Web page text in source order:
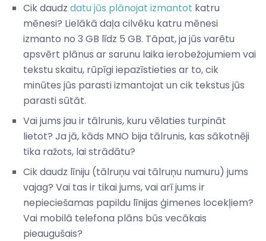
Cik daudz datu jūs plānojat izmantot katru
mēnesi? Lielākā daļa cilvēku katru mēnesi
izmanto no 3 GB līdz 5 GB. Tāpat, ja jūs varētu
apsvērt plānus ar sarunu laika ierobežojumiem vai
tekstu skaitu, rūpīgi iepazīstieties ar to, cik
minūtes jūs parasti izmantojat un cik tekstus jūs
parasti sūtāt.
Vai jums jau ir tālrunis, kuru vēlaties turpināt
lietot? Ja jā, kāds MNO bija tālrunis, kas sākotnēji
tika ražots, lai strādātu?
Cik daudz līniju (tālruņu vai tālruņu numuru) jums
vajag? Vai tas ir tikai jums, vai arī jums ir
nepieciešamas papildu līnijas ģimenes locekļiem?
Vai mobilā telefona plāns būs vecākais
pieaugušais?